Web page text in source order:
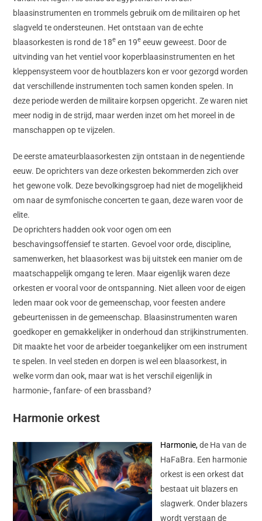
blaasinstrumenten en trommels gebruik om de militairen op het
slagveld te ondersteunen. Het ontstaan van de echte
blaasorkesten is rond de 18e en 19e eeuw geweest. Door de
uitvinding van het ventiel voor koperblaasinstrumenten en het
kleppensysteem voor de houtblazers kon er voor gezorgd worden
dat verschillende instrumenten toch samen konden spelen. In
deze periode werden de militaire korpsen opgericht. Ze waren niet
meer nodig in de strijd, maar werden inzet om het moreel in de
manschappen op te vijzelen.
De eerste amateurblaasorkesten zijn ontstaan in de negentiende
eeuw. De oprichters van deze orkesten bekommerden zich over
het gewone volk. Deze bevolkingsgroep had niet de mogelijkheid
om naar de symfonische concerten te gaan, deze waren voor de
elite.
De oprichters hadden ook voor ogen om een
beschavingsoffensief te starten. Gevoel voor orde, discipline,
samenwerken, het blaasorkest was bij uitstek een manier om de
maatschappelijk omgang te leren. Maar eigenlijk waren deze
orkesten er vooral voor de ontspanning. Niet alleen voor de eigen
leden maar ook voor de gemeenschap, voor feesten andere
gebeurtenissen in de gemeenschap. Blaasinstrumenten waren
goedkoper en gemakkelijker in onderhoud dan strijkinstrumenten.
Dit maakte het voor de arbeider toegankelijker om een instrument
te spelen. In veel steden en dorpen is wel een blaasorkest, in
welke vorm dan ook, maar wat is het verschil eigenlijk in
harmonie-, fanfare- of een brassband?
Harmonie orkest
Harmonie,de Ha van de
HaFaBra. Een harmonie
orkest is een orkest dat
bestaat uit blazers en
slagwerk. Onder blazers
wordt verstaan de